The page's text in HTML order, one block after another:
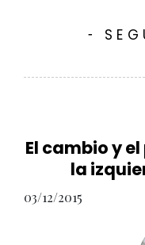
-
El cambio y
la
03/12/2015